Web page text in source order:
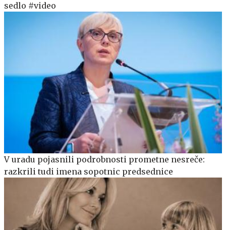
sedlo #video
V uradu pojasnili podrobnosti prometne nesreče:
razkrili tudi imena sopotnic predsednice